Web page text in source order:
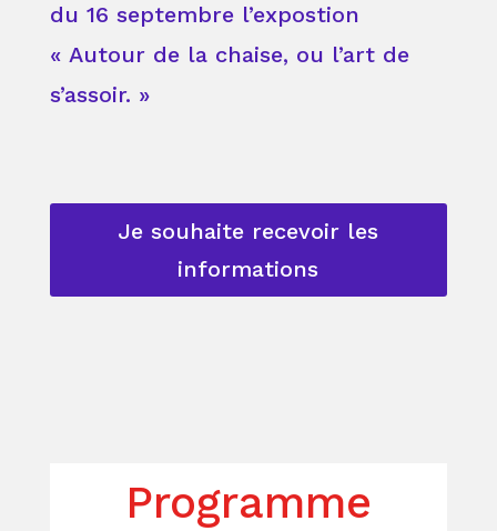
du 16 septembre l’expostion
« Autour de la chaise, ou l’art de
s’assoir. »
Je souhaite recevoir les
informations
Programme